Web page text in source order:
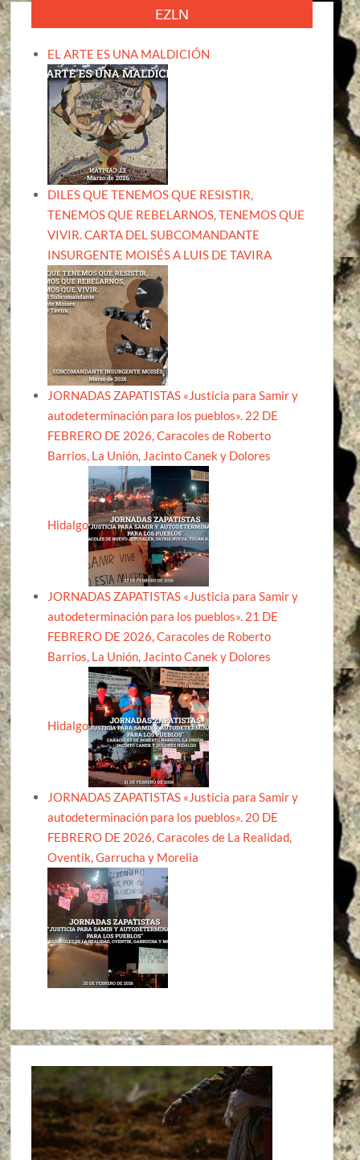
EZLN
EL ARTE ES UNA MALDICIÓN
DILES QUE TENEMOS QUE RESISTIR,
TENEMOS QUE REBELARNOS, TENEMOS QUE
VIVIR. CARTA DEL SUBCOMANDANTE
INSURGENTE MOISÉS A LUIS DE TAVIRA
JORNADAS ZAPATISTAS «Justicia para Samir y
autodeterminación para los pueblos». 22 DE
FEBRERO DE 2026, Caracoles de Roberto
Barrios, La Unión, Jacinto Canek y Dolores
Hidalgo
JORNADAS ZAPATISTAS «Justicia para Samir y
autodeterminación para los pueblos». 21 DE
FEBRERO DE 2026, Caracoles de Roberto
Barrios, La Unión, Jacinto Canek y Dolores
Hidalgo
JORNADAS ZAPATISTAS «Justicia para Samir y
autodeterminación para los pueblos». 20 DE
FEBRERO DE 2026, Caracoles de La Realidad,
Oventik, Garrucha y Morelia